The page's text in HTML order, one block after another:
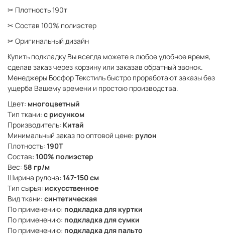
✂ Плотность 190т
✂ Состав 100% полиэстер
✂ Оригинальный дизайн
Купить подкладку Вы всегда можете в любое удобное время,
сделав заказ через корзину или заказав обратный звонок.
Менеджеры Босфор Текстиль быстро проработают заказы без
ущерба Вашему времени и простою производства.
Цвет: многоцветный
Тип ткани: с рисунком
Производитель: Китай
Минимальный заказ по оптовой цене: рулон
Плотность: 190Т
Состав: 100% полиэстер
Вес: 58 гр/м
Ширина рулона: 147-150 см
Тип сырья: искусственное
Вид ткани: синтетическая
По применению: подкладка для куртки
По применению: подкладка для сумки
По применению: подкладка для пальто